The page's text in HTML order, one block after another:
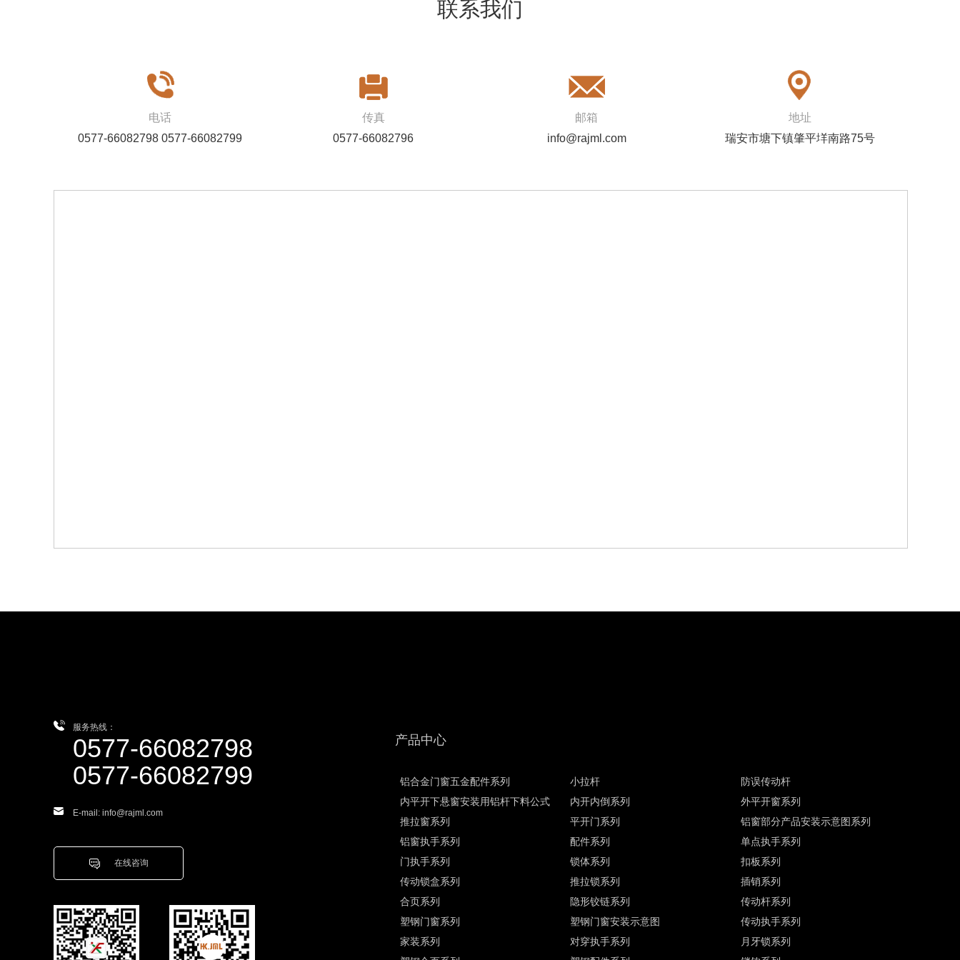
联系我们
电话
0577-66082798 0577-66082799
传真
0577-66082796
邮箱
info@rajml.com
地址
瑞安市塘下镇肇平垟南路75号
服务热线：
0577-66082798
0577-66082799
E-mail: info@rajml.com
在线咨询
产品中心
铝合金门窗五金配件系列 小拉杆
防误传动杆
内平开下悬窗安装用铝杆下料公式
内开内倒系列
外平开窗系列
推拉窗系列
平开门系列
铝窗部分产品安装示意图系列
铝窗执手系列
配件系列
单点执手系列
门执手系列
锁体系列
扣板系列
传动锁盒系列
推拉锁系列
插销系列
合页系列
隐形铰链系列
传动杆系列
塑钢门窗系列
塑钢门窗安装示意图
传动执手系列
家装系列
对穿执手系列
月牙锁系列